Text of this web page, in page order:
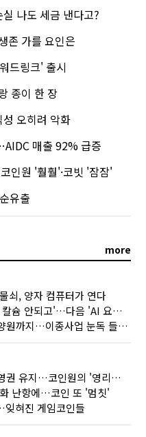
나도 세금 낸다고?
존 가를 요인은
드링크' 출시
종이 한 장
오히려 악화
매출 92% 급증
인원 '훨훨'·코빗 '잠잠'
유출
more
쇠, 양자 컴퓨터가 연다
'마그네슘 되고 칼슘 안되고'…다음 'AI 요약' 갈 길은
테마파크에 요양원까지…이종사업 눈독 들이는 게임사
700억 절감·경영권 유지…코인원의 '영리한 딜'
난항에…코인 또 '멈칫'
혀진 게임코인들